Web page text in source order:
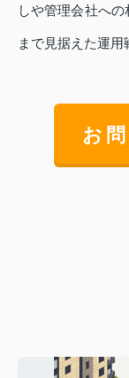
しや管理会社へ
まで見据えた運用
お